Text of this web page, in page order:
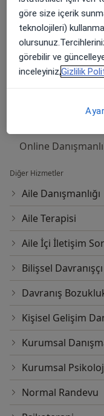
Online
Psikoloji
Atatürk Caddesi
Psk. Oğuzhan
Online
Diğer Hizmetler
Aile Danışmanlığı
Aile Terapisi
Aile İçi İletişim
Bilişsel
Davranış
Kişisel Gelişim
Kurumsal
Kurumsal
Normal Randevu
göre size içerik
teknolojileri)
görebilir ve
inceleyiniz,Gizlilik